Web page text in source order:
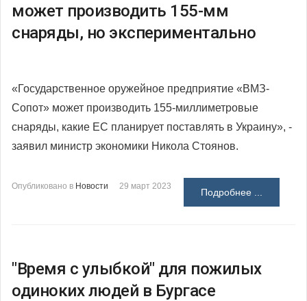
может производить 155-мм
снаряды, но экспериментально
«Государственное оружейное предприятие «ВМЗ-
Сопот» может производить 155-миллиметровые
снаряды, какие ЕС планирует поставлять в Украину», -
заявил министр экономики Никола Стоянов.
Опубликовано в Новости 29 март 2023
Подробнее ...
"Время с улыбкой" для пожилых
одиноких людей в Бургасе